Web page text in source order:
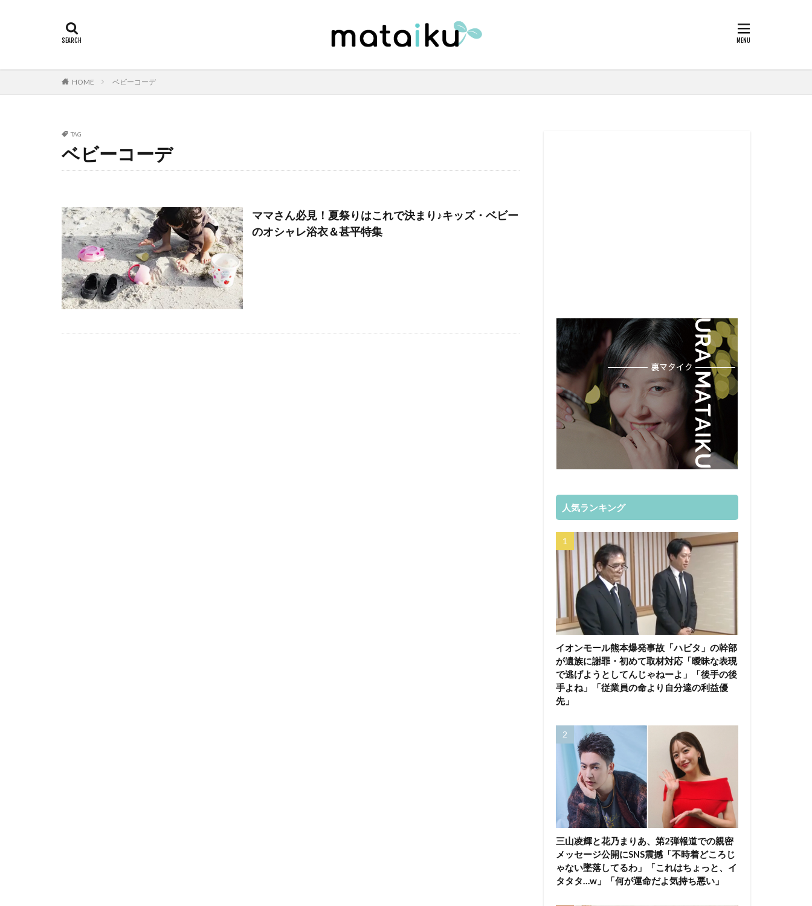
HOME ベビーコーデ
TAG
ベビーコーデ
ママさん必見！夏祭りはこれで決まり♪キッズ・ベビー
のオシャレ浴衣＆甚平特集
人気ランキング
イオンモール熊本爆発事故「ハビタ」の幹部
が遺族に謝罪・初めて取材対応「曖昧な表現
で逃げようとしてんじゃねーよ」「後手の後
手よね」「従業員の命より自分達の利益優
先」
三山凌輝と花乃まりあ、第2弾報道での親密
メッセージ公開にSNS震撼「不時着どころじ
ゃない墜落してるわ」「これはちょっと、イ
タタタ…w」「何が運命だよ気持ち悪い」